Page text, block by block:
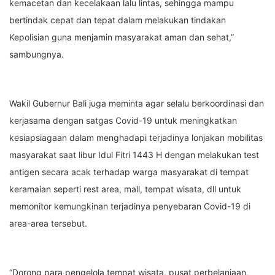
kemacetan dan kecelakaan lalu lintas, sehingga mampu
bertindak cepat dan tepat dalam melakukan tindakan
Kepolisian guna menjamin masyarakat aman dan sehat,”
sambungnya.
Wakil Gubernur Bali juga meminta agar selalu berkoordinasi dan
kerjasama dengan satgas Covid-19 untuk meningkatkan
kesiapsiagaan dalam menghadapi terjadinya lonjakan mobilitas
masyarakat saat libur Idul Fitri 1443 H dengan melakukan test
antigen secara acak terhadap warga masyarakat di tempat
keramaian seperti rest area, mall, tempat wisata, dll untuk
memonitor kemungkinan terjadinya penyebaran Covid-19 di
area-area tersebut.
“Dorong para pengelola tempat wisata, pusat perbelanjaan,